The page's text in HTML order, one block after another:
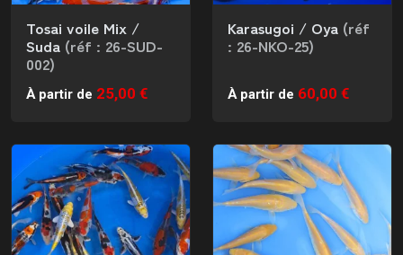
Tosai voile Mix /
Suda (réf : 26-SUD-
002)
À partir de 25,00 €
Karasugoi / Oya (réf
: 26-NKO-25)
À partir de 60,00 €